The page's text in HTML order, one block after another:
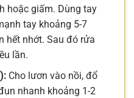
hoặc giấm. Dùng tay
tay khoảng 5-7
hết nhớt. Sau đó rửa
lần.
Cho lươn vào nồi, đổ
nhanh khoảng 1-2